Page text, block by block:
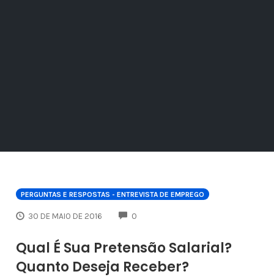
PERGUNTAS E RESPOSTAS - ENTREVISTA DE EMPREGO
30 DE MAIO DE 2016 0
Qual É Sua Pretensão Salarial?
Quanto Deseja Receber?